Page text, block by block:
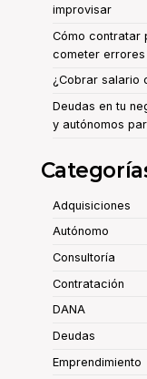
improvisar
Cómo contratar
cometer errores
¿Cobrar salario
Deudas en tu
y autónomos
Adquisiciones
Autónomo
Consultoría
Contratación
DANA
Deudas
Emprendimiento